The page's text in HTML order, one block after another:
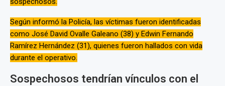
Según informó la Policía, las víctimas fueron identificadas
como José David Ovalle Galeano (38) y Edwin Fernando
Ramírez Hernández (31), quienes fueron hallados con vida
durante el operativo.
Sospechosos tendrían vínculos con el